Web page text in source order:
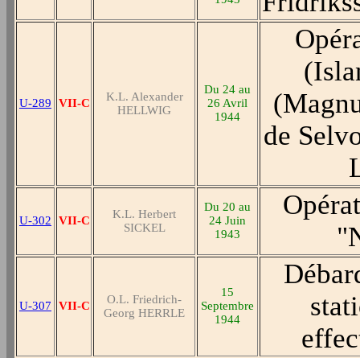
U-289 VII-C
K.L. Alexander
HELLWIG
Du 24 au
26 Avril
1944
de
U-302 VII-C
K.L. Herbert
SICKEL
Du 20 au
24 Juin
1943
U-307 VII-C
O.L. Friedrich-
Georg HERRLE
15
Septembre
1944